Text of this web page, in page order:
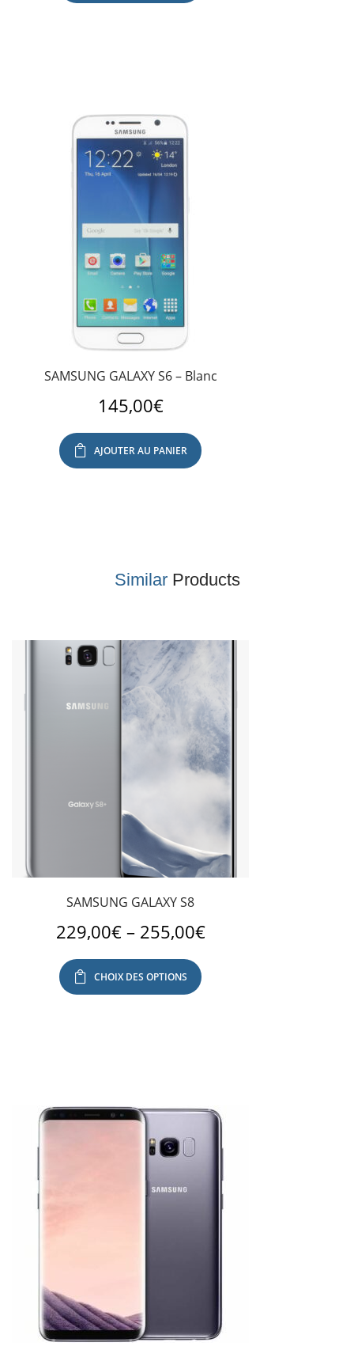
SAMSUNG GALAXY S6 – Blanc
145,00€
AJOUTER AU PANIER
SimilarProducts
SAMSUNG GALAXY S8
229,00€– 255,00€
CHOIX DES OPTIONS